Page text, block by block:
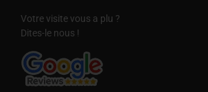
Votre visite vous a plu ?
Dites-le nous !